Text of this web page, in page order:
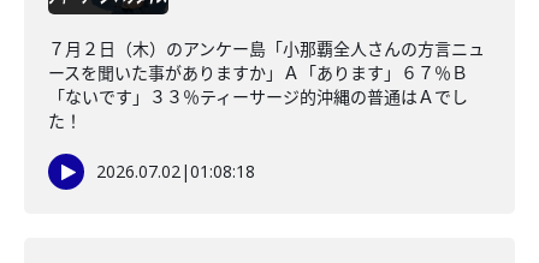
７月２日（木）のアンケー島「小那覇全人さんの方言ニュ
ースを聞いた事がありますか」Ａ「あります」６７％Ｂ
「ないです」３３％ティーサージ的沖縄の普通はＡでし
た！
2026.07.02|01:08:18